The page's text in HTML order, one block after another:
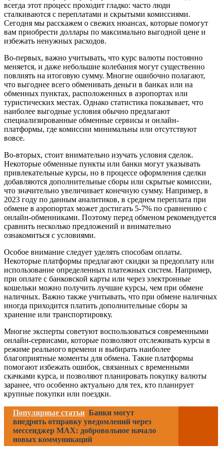
всегда этот процесс проходит гладко: часто люди
сталкиваются с переплатами и скрытыми комиссиями.
Сегодня мы расскажем о свежих нюансах, которые помогут
вам приобрести доллары по максимально выгодной цене и
избежать ненужных расходов.
Во-первых, важно учитывать, что курс валюты постоянно
меняется, и даже небольшие колебания могут существенно
повлиять на итоговую сумму. Многие ошибочно полагают,
что выгоднее всего обменивать деньги в банках или на
обменных пунктах, расположенных в аэропортах или
туристических местах. Однако статистика показывает, что
наиболее выгодные условия обычно предлагают
специализированные обменные сервисы и онлайн-
платформы, где комиссии минимальны или отсутствуют
вовсе.
Во-вторых, стоит внимательно изучать условия сделок.
Некоторые обменные пункты или банки могут указывать
привлекательные курсы, но в процессе оформления сделки
добавляются дополнительные сборы или скрытые комиссии,
что значительно увеличивает конечную сумму. Например, в
2023 году по данным аналитиков, в среднем переплата при
обмене в аэропортах может достигать 5-7% по сравнению с
онлайн-обменниками. Поэтому перед обменом рекомендуется
сравнить несколько предложений и внимательно
ознакомиться с условиями.
Особое внимание следует уделять способам оплаты.
Некоторые платформы предлагают скидки за предоплату или
использование определенных платежных систем. Например,
при оплате с банковской карты или через электронные
кошельки можно получить лучшие курсы, чем при обмене
наличных. Важно также учитывать, что при обмене наличных
иногда приходится платить дополнительные сборы за
хранение или транспортировку.
Многие эксперты советуют воспользоваться современными
онлайн-сервисами, которые позволяют отслеживать курсы в
режиме реального времени и выбирать наиболее
благоприятные моменты для обмена. Такие платформы
помогают избежать ошибок, связанных с временными
скачками курса, и позволяют планировать покупку валюты
заранее, что особенно актуально для тех, кто планирует
крупные покупки или поездки.
Популярные статьи Банки могут
внедрить отправку уведомлений через
мессенджер MAX: добровольное начало
новых коммуникаций